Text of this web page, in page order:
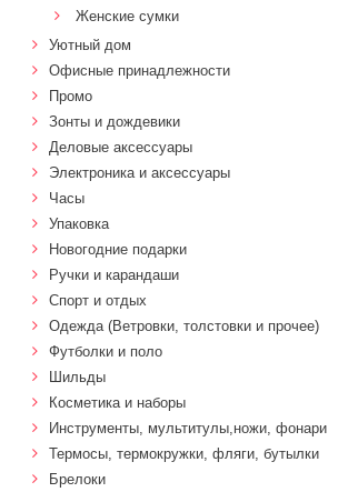
Женские сумки
Уютный дом
Офисные принадлежности
Промо
Зонты и дождевики
Деловые аксессуары
Электроника и аксессуары
Часы
Упаковка
Новогодние подарки
Ручки и карандаши
Спорт и отдых
Одежда (Ветровки, толстовки и прочее)
Футболки и поло
Шильды
Косметика и наборы
Инструменты, мультитулы,ножи, фонари
Термосы, термокружки, фляги, бутылки
Брелоки